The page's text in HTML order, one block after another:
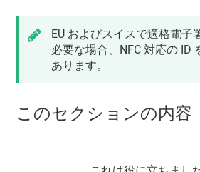
EU およびスイスで適格電子
必要な場合、NFC 対応の ID
あります。
このセクションの内容